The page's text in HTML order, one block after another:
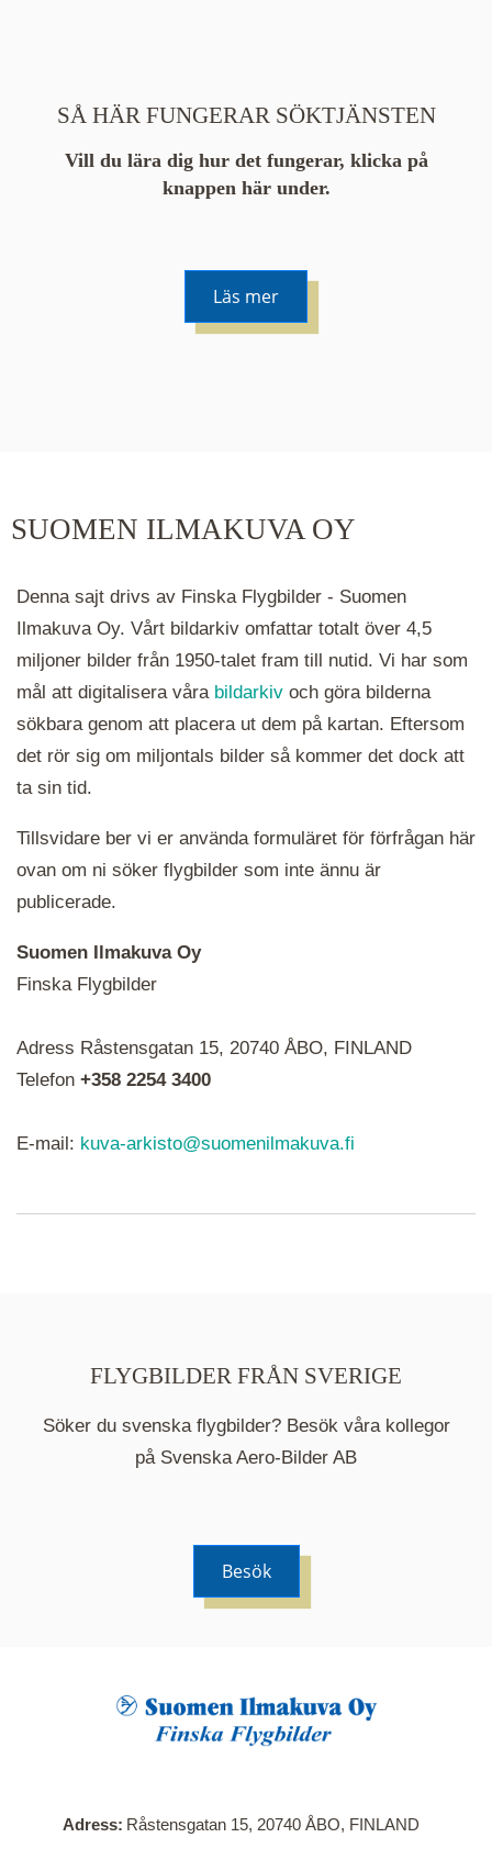
SÅ HÄR FUNGERAR SÖKTJÄNSTEN
Vill du lära dig hur det fungerar, klicka på
knappen här under.
Läs mer
hålla ned ctrl-tangenten och scrolla.
ikoner är det en serie i varje. Utplacerade bilder
syns som nålar istället.
När du klickar på en serie så öppnas en ny flik.
Här visas en karta över bilder med kända
SUOMEN ILMAKUVA OY
Denna sajt drivs av Finska Flygbilder - Suomen
Ilmakuva Oy. Vårt bildarkiv omfattar totalt över 4,5
miljoner bilder från 1950-talet fram till nutid. Vi har som
mål att digitalisera våra bildarkiv och göra bilderna
sökbara genom att placera ut dem på kartan. Eftersom
det rör sig om miljontals bilder så kommer det dock att
ta sin tid.
Tillsvidare ber vi er använda formuläret för förfrågan här
ovan om ni söker flygbilder som inte ännu är
publicerade.
Suomen Ilmakuva Oy
Finska Flygbilder
Adress Råstensgatan 15, 20740 ÅBO, FINLAND
Telefon +358 2254 3400
E-mail: kuva-arkisto@suomenilmakuva.fi
FLYGBILDER FRÅN SVERIGE
Söker du svenska flygbilder? Besök våra kollegor
på Svenska Aero-Bilder AB
Besök
Adress Råstensgatan 15, 20740 ÅBO, FINLAND